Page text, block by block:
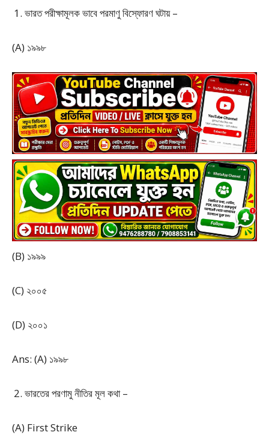
ভারত পরীক্ষামূলক ভাবে পরমাণু বিস্ফোরণ ঘটায় –
(A) ১৯৯৮
(B) ১৯৯৯
(C) ২০০৫
(D) ২০০১
Ans: (A) ১৯৯৮
ভারতের পরণামু নীতির মূল কথা –
(A) First Strike